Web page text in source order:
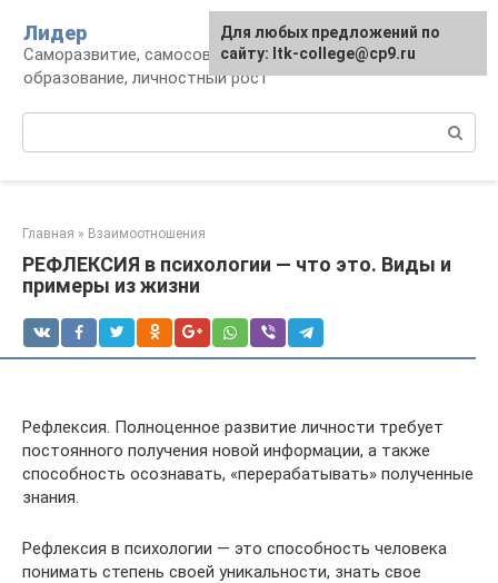
контенту
Лидер
Саморазвитие, самосовершенствование,
образование, личностный рост
Главная » Взаимоотношения
РЕФЛЕКСИЯ в психологии — что это. Виды и
примеры из жизни
Рефлексия. Полноценное развитие личности требует
постоянного получения новой информации, а также
способность осознавать, «перерабатывать» полученные
знания.
Рефлексия в психологии — это способность человека
понимать степень своей уникальности, знать свое
Для любых предложений по
сайту: ltk-college@cp9.ru